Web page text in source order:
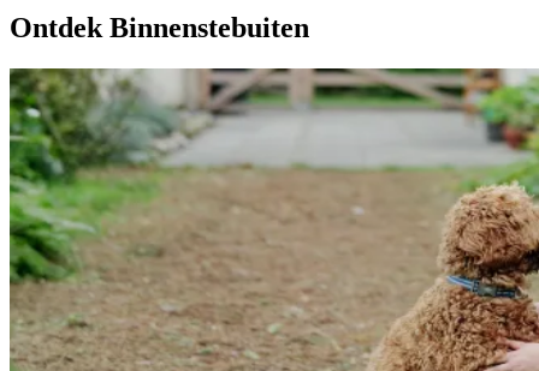
Ontdek Binnenstebuiten